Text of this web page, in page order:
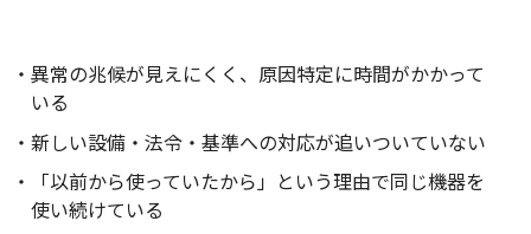
異常の兆候が見えにくく、原因特定に時間がかかって
いる
新しい設備・法令・基準への対応が追いついていない
「以前から使っていたから」という理由で同じ機器を
使い続けている